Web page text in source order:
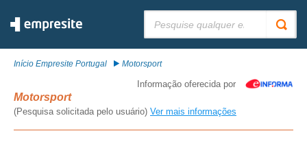
Início Empresite Portugal Motorsport
Informação oferecida por
Motorsport
(Pesquisa solicitada pelo usuário) Ver mais informações